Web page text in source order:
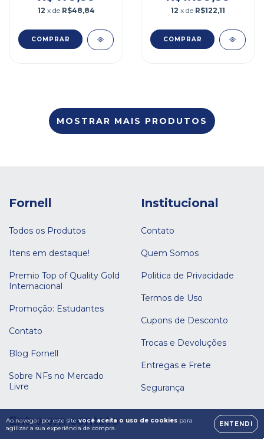
Ao navegar por este site você aceita o uso de cookies para
agilizar a sua experiência de compra.
ENTENDI
12 x de R$48,84 12 x de R$122,11
MOSTRAR MAIS PRODUTOS
Fornell
Todos os Produtos
Itens em destaque!
Premio Top of Quality Gold
Internacional
Promoção: Estudantes
Contato
Blog Fornell
Sobre NFs no Mercado
Livre
Institucional
Contato
Quem Somos
Politica de Privacidade
Termos de Uso
Cupons de Desconto
Trocas e Devoluções
Entregas e Frete
Segurança
Entre em contato